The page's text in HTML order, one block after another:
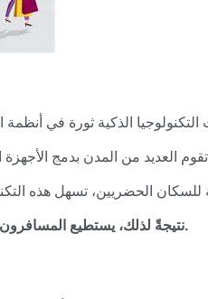
نتيجةً لذلك، يستطيع المسافرون توفير الوقت وتقليل التوتر، وهو أمر حيوي في عالم اليوم السريع.